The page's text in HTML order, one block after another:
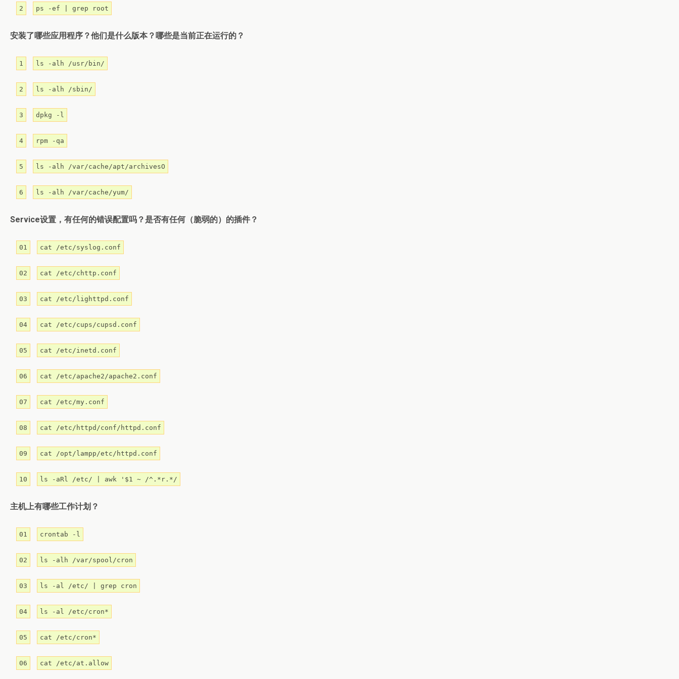
2 ps -ef | grep root
安装了哪些应用程序？他们是什么版本？哪些是当前正在运行的？
1 ls -alh /usr/bin/
2 ls -alh /sbin/
3 dpkg -l
4 rpm -qa
5 ls -alh /var/cache/apt/archivesO
6 ls -alh /var/cache/yum/
Service设置，有任何的错误配置吗？是否有任何（脆弱的）的插件？
01 cat /etc/syslog.conf
02 cat /etc/chttp.conf
03 cat /etc/lighttpd.conf
04 cat /etc/cups/cupsd.conf
05 cat /etc/inetd.conf
06 cat /etc/apache2/apache2.conf
07 cat /etc/my.conf
08 cat /etc/httpd/conf/httpd.conf
09 cat /opt/lampp/etc/httpd.conf
10 ls -aRl /etc/ | awk '$1 ~ /^.*r.*/
主机上有哪些工作计划？
01 crontab -l
02 ls -alh /var/spool/cron
03 ls -al /etc/ | grep cron
04 ls -al /etc/cron*
05 cat /etc/cron*
06 cat /etc/at.allow